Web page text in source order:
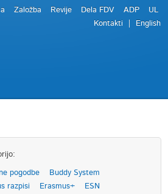
Založba Revije Dela FDV ADP
UL
Kontakti
English
pogodbe
Buddy System
razpisi Erasmus+
ESN